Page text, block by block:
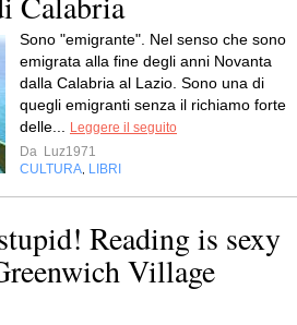
Sono "emigrante". Nel senso che sono
emigrata alla fine degli anni Novanta
dalla Calabria al Lazio. Sono una di
quegli emigranti senza il richiamo forte
delle...
Leggere il seguito
Da Luz1971
CULTURA LIBRI
Reading is sexy
Village